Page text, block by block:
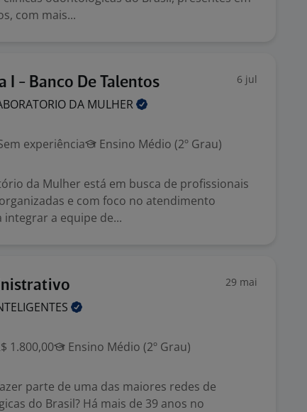
com mais...
I - Banco De Talentos 6 jul
DA MULHER
experiência
Ensino Médio (2º Grau)
da Mulher está em busca de profissionais
e com foco no atendimento
a equipe de...
29 mai
1.800,00
Ensino Médio (2º Grau)
parte de uma das maiores redes de
do Brasil? Há mais de 39 anos no